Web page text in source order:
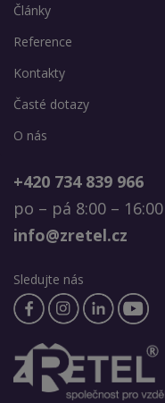
Články
Reference
Kontakty
Časté dotazy
O nás
+420 734 839 966
po – pá 8:00 – 16:00
info@zretel.cz
Sledujte nás